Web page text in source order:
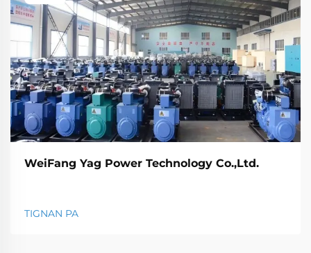
WeiFang Yag Power Technology Co.,Ltd.
TIGNAN PA